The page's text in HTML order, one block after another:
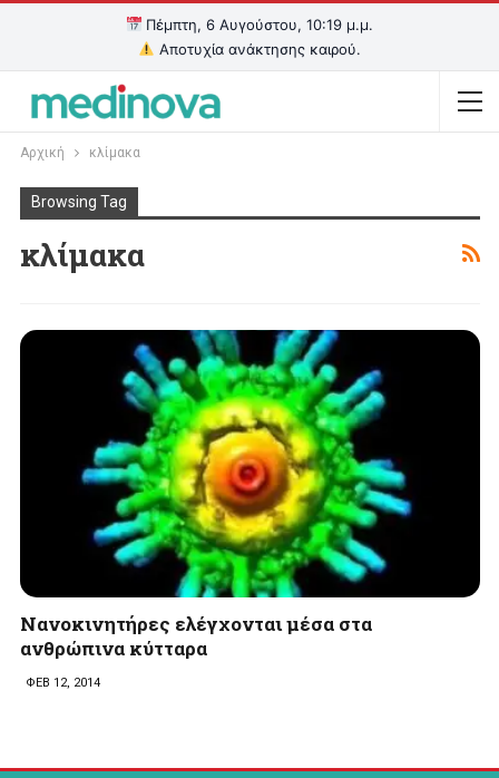
Πέμπτη, 6 Αυγούστου, 10:19 μ.μ.
Αποτυχία ανάκτησης καιρού.
Αρχική κλίμακα
Browsing Tag
κλίμακα
Nανοκινητήρες ελέγχονται μέσα στα
ανθρώπινα κύτταρα
ΦΕΒ 12, 2014